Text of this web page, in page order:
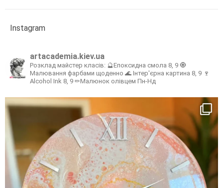
Instagram
artacademia.kiev.ua
Розклад майстер класів: 🔮Епоксидна смола 8, 9 🧿
Малювання фарбами щоденно 🌊 Інтер'єрна картина 8, 9 🍷
Alcohol Ink 8, 9 ✏Малюнок олівцем Пн-Нд